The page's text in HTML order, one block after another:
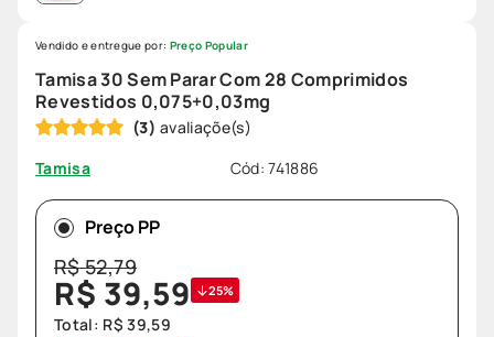
Tamisa 30 Sem Parar Com 28 Comprimidos
Revestidos 0,075+0,03mg
(3)
Tamisa
Cód:741886
Vendido e entregue por: Preço Popular
Preço PP
R$52,79
R$ 39,59 25%
Total: R$ 39,59